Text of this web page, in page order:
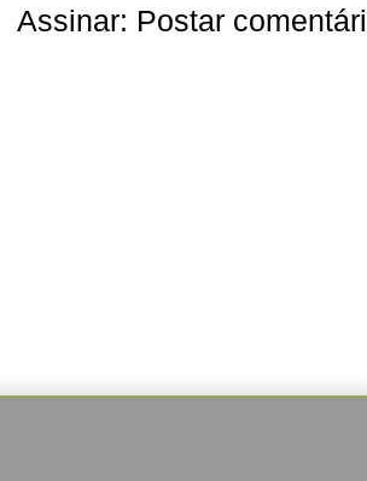
Assinar: Postar